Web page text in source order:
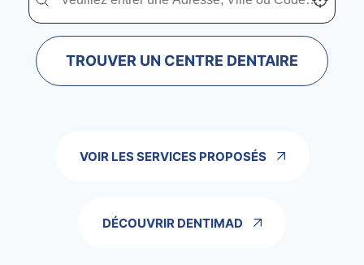
TROUVER UN CENTRE DENTAIRE
VOIR LES SERVICES PROPOSÉS
DÉCOUVRIR DENTIMAD